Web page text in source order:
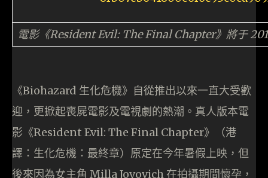
電影《Resident Evil: The Final Chapter》將于
《Biohazard 生化危機》自從推出以來一直大受歡
迎，更掀起喪屍電影及電視劇的熱潮。真人版本電
影《Resident Evil: The Final Chapter》（港
譯：生化危機：最終章）原定在今年暑假上映，但
後來因為女主角 Milla Jovovich 在拍攝期間懷孕，